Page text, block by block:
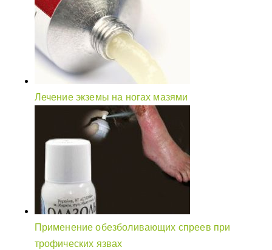
Лечение экземы на ногах мазями
Применение обезболивающих спреев при
трофических язвах